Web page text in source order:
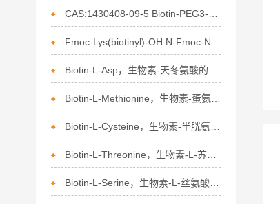
Biotin-L-Threonine，生物素-L-苏氨酸的分子结构与特性
Biotin-L-Serine，生物素-L-丝氨酸的特点